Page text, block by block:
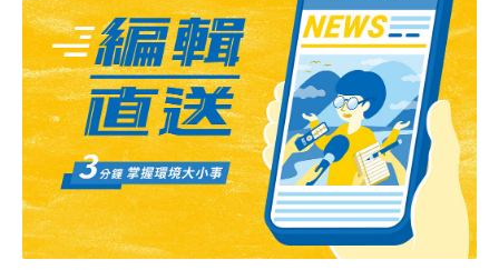
民的農產品兩年前，來自阿伯丁郡因弗里裡（Inverurie）
的尼爾．史蒂芬（Neil Stephen）投資了自助販賣機，賣
農家自製起司、他母親自己烘烤的脆餅、肉、全雞、新鮮
水果和蔬菜等各種食品。這個靈感來自他的祖父。史蒂芬
祖父在1970年代後期，會將獨輪車放在家裡農場的門口，
裡面裝滿了蘿蔔和白菜，旁邊放一個良心付款箱。現在，
史蒂芬的投資正